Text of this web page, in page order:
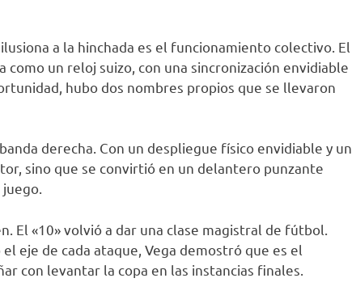
a la hinchada es el funcionamiento colectivo. El
como un reloj suizo, con una sincronización envidiable
hubo dos nombres propios que se llevaron
derecha. Con un despliegue físico envidiable y un
sino que se convirtió en un delantero punzante
El «10» volvió a dar una clase magistral de fútbol.
eje de cada ataque, Vega demostró que es el
con levantar la copa en las instancias finales.